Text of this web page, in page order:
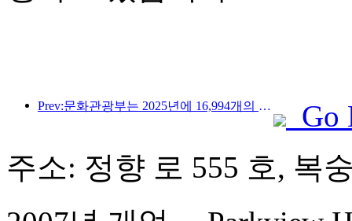
Prev:문화관광부는 2025년에 16,994개의 A급 관광지에 75억 1천만 명의 관광객이 방문하여 5,544억 9천만 위안의 관광 수입을 올릴 것으로 예상한다고 발표했습니다.
Go
주소: 정향 로 555 호, 복